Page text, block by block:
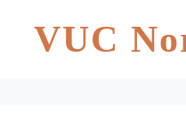
VUC